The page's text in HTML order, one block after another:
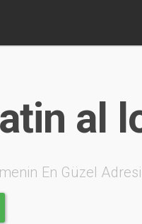
al
En Güzel Adresi